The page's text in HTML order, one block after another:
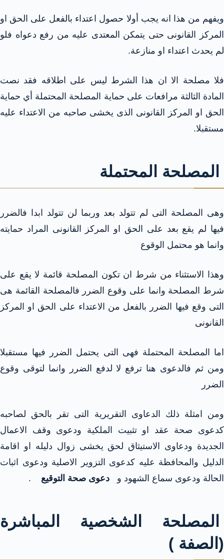
ويفهم من هذا انه يجب أولا حصول اعتداء بالفعل على الحق او
المركز القانونى حتى يتمكن المعتدى عليه من رفع دعواه فلو
لم يحدث اعتداء او منازعة.
فلا مصلحة الا ان هذا الشرط ليس على اطلاقه فقد نصت
المادة الثالثة مرافعات على حماية المصلحة المحتملة أي حماية
الحق او المركز القانونى الذى يخشى صاحبه من الاعتداء عليه
مستقبلا.
المصلحة المحتملة
وهى المصلحة التى لم تتولد بعد وربما لن تتولد ابدا فالضرر
فيها لم يقع بعد على الحق او المركز القانونى المراد حمايته
وانما هو محتمل الوقوع
وهذا الاستثناء من شرط ان تكون المصلحة قائمة لا يقع على
شرط المصلحة وانما على وقوع الضرر فالمصلحة القائمة هى
التى وقع فيها الضرر بالفعل من الاعتداء على الحق او المركز
القانونى
اما المصلحة المحتملة فهى التى يحتمل الضرر فيها مستقبلا
ومن ثم فالدعوى هنا ترفع لا لدفع الضرر وانما لتوقى وقوع
الضرر
ومن امثلة ذلك الدعاوى التقريرية التى تقر بالحق لصاحبه
كدعوى صحة عقد او تثبيت الملكية ودعوى وقف الاعمال
الجديدة ودعاوى الاستيثاق لحق يخشى زوال دليله او اقامة
الدليل والمحافظة عليه كدعوى التزوير الاصلية ودعوى اثبات
الحالة ودعوى سماع الشهود و دعوى صحة التوقيع .
المصلحة الشخصية المباشرة
(الصفة )